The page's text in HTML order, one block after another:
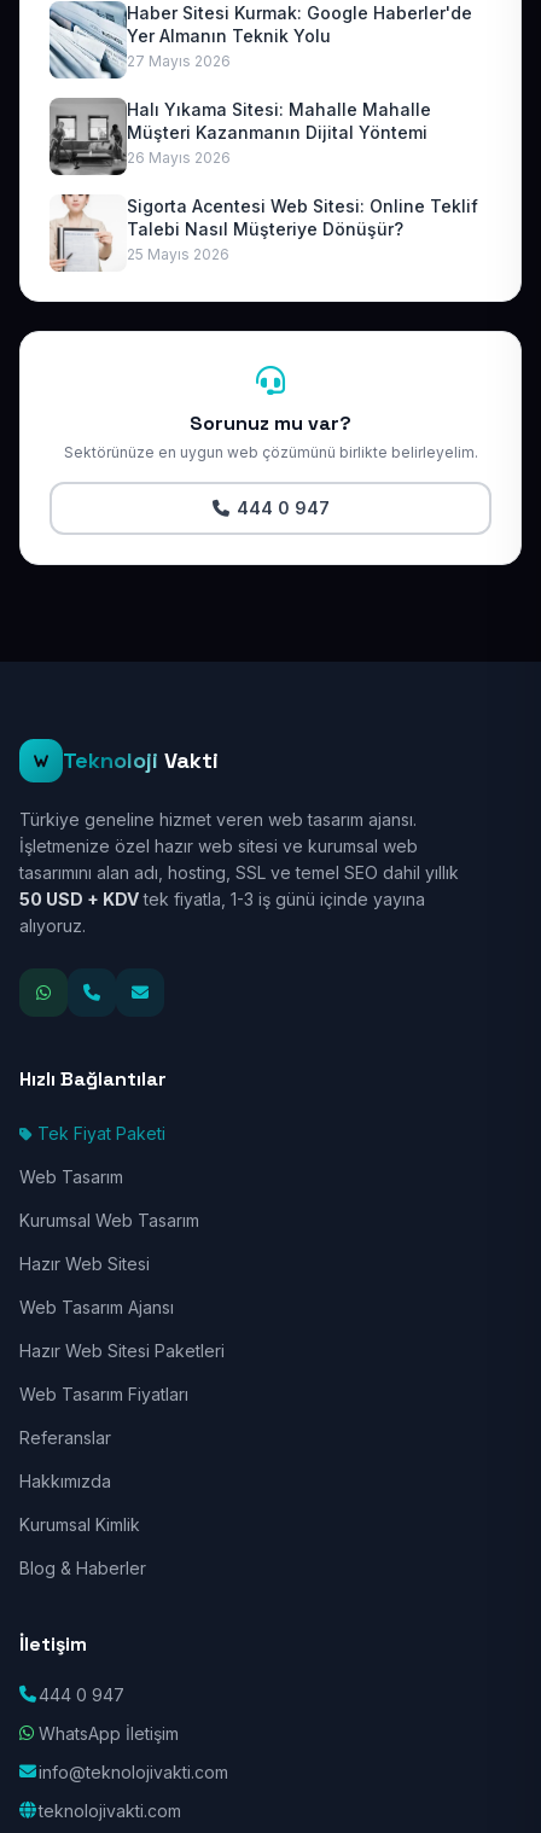
Haber Sitesi Kurmak: Google Haberler'de
Yer Almanın Teknik Yolu
27 Mayıs 2026
Halı Yıkama Sitesi: Mahalle Mahalle
Müşteri Kazanmanın Dijital Yöntemi
26 Mayıs 2026
Sigorta Acentesi Web Sitesi: Online Teklif
Talebi Nasıl Müşteriye Dönüşür?
25 Mayıs 2026
Sorunuz mu var?
Sektörünüze en uygun web çözümünü birlikte belirleyelim.
444 0 947
Teknoloji Vakti
Türkiye geneline hizmet veren web tasarım ajansı.
İşletmenize özel hazır web sitesi ve kurumsal web
tasarımını alan adı, hosting, SSL ve temel SEO dahil yıllık
50 USD + KDVtek fiyatla, 1-3 iş günü içinde yayına
alıyoruz.
Hızlı Bağlantılar
Tek Fiyat Paketi
Web Tasarım
Kurumsal Web Tasarım
Hazır Web Sitesi
Web Tasarım Ajansı
Hazır Web Sitesi Paketleri
Web Tasarım Fiyatları
Referanslar
Hakkımızda
Kurumsal Kimlik
Blog & Haberler
İletişim
444 0 947
WhatsApp İletişim
info@teknolojivakti.com
teknolojivakti.com